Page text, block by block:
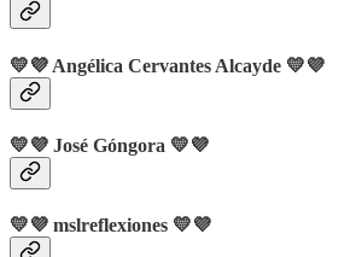
💛💜 Angélica Cervantes Alcayde 💛💜
💛💜 José Góngora 💛💜
💛💜 mslreflexiones 💛💜